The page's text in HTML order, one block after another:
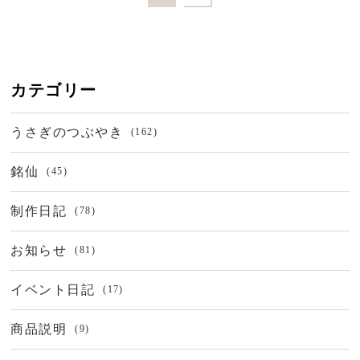
カテゴリー
うさぎのつぶやき (162)
銘仙 (45)
制作日記 (78)
お知らせ (81)
イベント日記 (17)
商品説明 (9)